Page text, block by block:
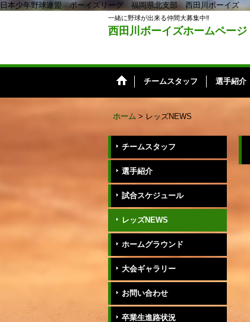
日本少年野球連盟 ボーイズリーグ 福岡県北支部 西田川ボーイズ
一緒に野球が出来る仲間大募集中‼️
西田川ボーイズホームページ
チームスタッフ 選手紹介
ホーム > レッズNEWS
チームスタッフ
選手紹介
試合スケジュール
レッズNEWS
ホームグラウンド
大会ギャラリー
お問い合わせ
卒業生進路状況